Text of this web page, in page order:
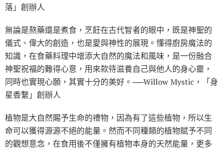
落」創辦人
無論是熬藥還是煮食，烹飪在古代智者的眼中，既是神聖的
儀式、偉大的創造，也是愛與神性的展現。懂得廚房魔法的
知識，在食藥料理中增添大自然的魔法和風味，是一份融合
神聖祝福的難得心意，用來款待滋養自己與他人的身心靈，
同時也實現心願，其實十分的美好。──Willow Mystic，「身
星香繫」創辦人
植物是大自然賜予生命的禮物，因為有了這些植物，所以生
命可以獲得源源不絕的能量。然而不同種類的植物賦予不同
的觀想意念，在食用後不僅擁有植物本身的天然能量，更多